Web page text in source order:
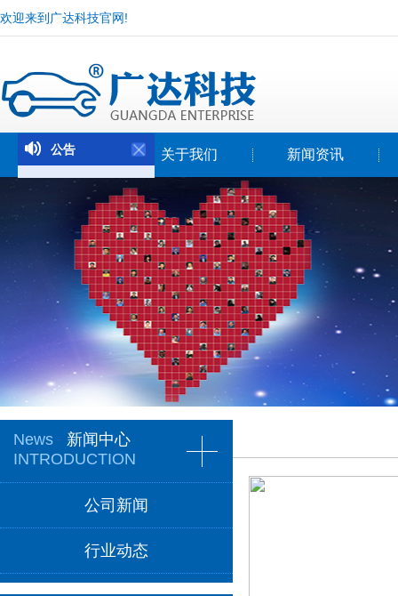
公告
欢迎来到广达科技官网!
首页 关于我们 新闻资讯
News
新闻中心
INTRODUCTION
公司新闻
行业动态